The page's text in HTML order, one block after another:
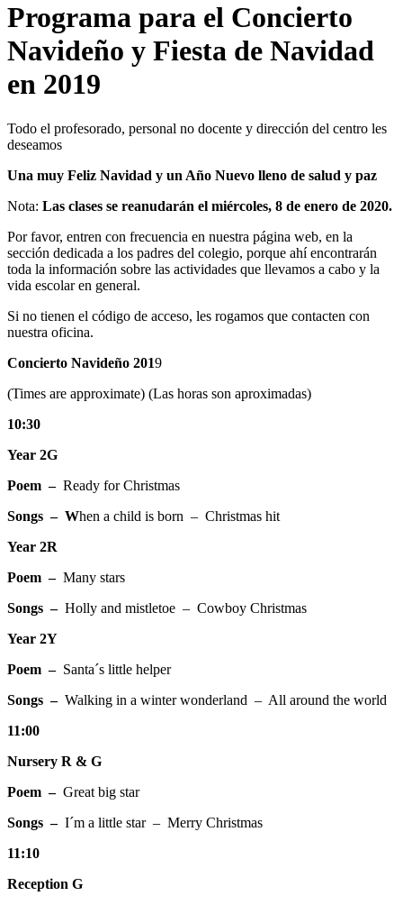
Programa para el Concierto
Navideño y Fiesta de Navidad
en 2019
Todo el profesorado, personal no docente y dirección del centro les
deseamos
Una muy Feliz Navidad y un Año Nuevo lleno de salud y paz
Nota: Las clases se reanudarán el miércoles, 8 de enero de 2020.
Por favor, entren con frecuencia en nuestra página web, en la
sección dedicada a los padres del colegio, porque ahí encontrarán
toda la información sobre las actividades que llevamos a cabo y la
vida escolar en general.
Si no tienen el código de acceso, les rogamos que contacten con
nuestra oficina.
Concierto Navideño 2019
(Times are approximate) (Las horas son aproximadas)
10:30
Year 2G
Poem – Ready for Christmas
Songs – When a child is born – Christmas hit
Year 2R
Poem – Many stars
Songs – Holly and mistletoe – Cowboy Christmas
Year 2Y
Poem – Santa´s little helper
Songs – Walking in a winter wonderland – All around the world
11:00
Nursery R & G
Poem – Great big star
Songs – I´m a little star – Merry Christmas
11:10
Reception G